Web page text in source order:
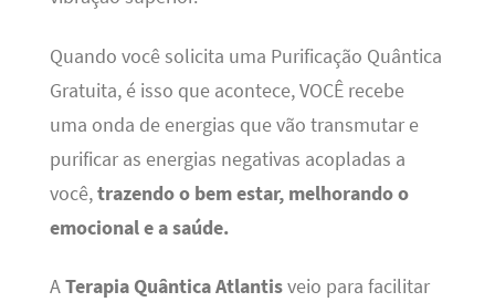
Quando você solicita uma Purificação Quântica
Gratuita, é isso que acontece, VOCÊ recebe
uma onda de energias que vão transmutar e
purificar as energias negativas acopladas a
você,trazendo o bem estar, melhorando o
emocional e a saúde.
ATerapia Quântica Atlantisveio para facilitar